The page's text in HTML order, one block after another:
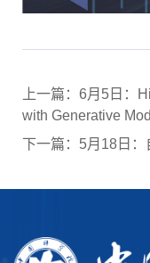
上一篇：6月5日：
with Generative
下一篇：5月18日：